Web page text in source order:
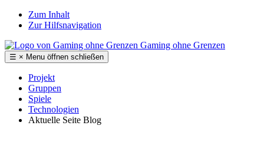
Zum Inhalt
Zur Hilfsnavigation
Gaming ohne Grenzen
☰ × Menu öffnen schließen
Projekt
Gruppen
Spiele
Technologien
Aktuelle Seite Blog